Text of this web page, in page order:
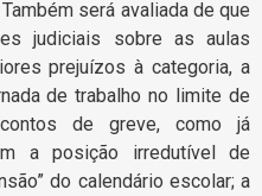
será avaliada de que
judiciais sobre as aulas
prejuízos à categoria, a
de trabalho no limite de
de greve, como já
a posição irredutível de
do calendário escolar; a